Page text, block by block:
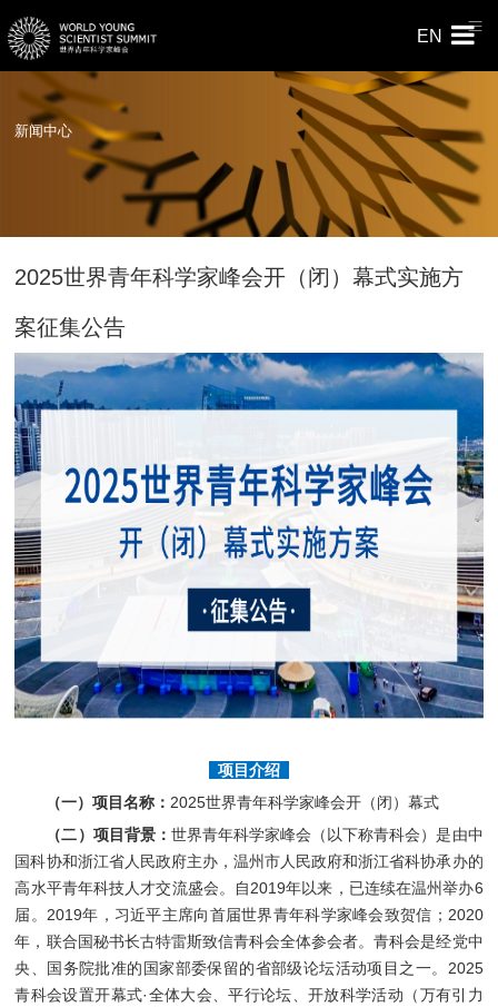
EN
新闻中心
2025世界青年科学家峰会开（闭）幕式实施方
案征集公告
项目介绍
（一）项目名称： 2025世界青年科学家峰会开（闭）幕式
（二）项目背景： 世界青年科学家峰会（以下称青科会）是由中
国科协和浙江省人民政府主办，温州市人民政府和浙江省科协承办的
高水平青年科技人才交流盛会。自2019年以来，已连续在温州举办6
届。2019年，习近平主席向首届世界青年科学家峰会致贺信；2020
年，联合国秘书长古特雷斯致信青科会全体参会者。青科会是经党中
央、国务院批准的国家部委保留的省部级论坛活动项目之一。2025
青科会设置开幕式·全体大会、平行论坛、开放科学活动（万有引力